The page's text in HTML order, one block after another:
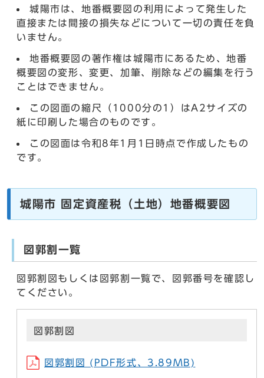
城陽市は、地番概要図の利用によって発生した
直接または間接の損失などについて一切の責任を負
いません。
地番概要図の著作権は城陽市にあるため、地番
概要図の変形、変更、加筆、削除などの編集を行う
ことはできません。
この図面の縮尺（1000分の1）はA2サイズの
紙に印刷した場合のものです。
この図面は令和8年1月1日時点で作成したもの
です。
城陽市 固定資産税（土地）地番概要図
図郭割一覧
図郭割図もしくは図郭割一覧で、図郭番号を確認し
てください。
図郭割図
図郭割図 (PDF形式、3.89MB)